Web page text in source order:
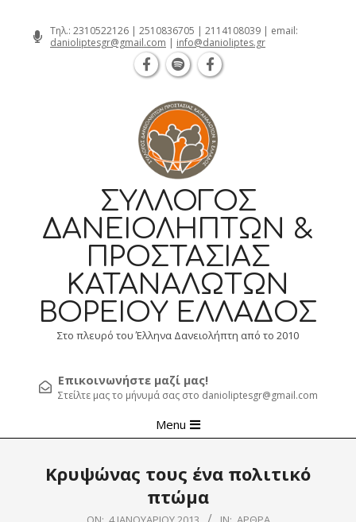
Τηλ.: 2310522126 | 2510836705 | 2114108039 | email:
danioliptesgr@gmail.com | info@danioliptes.gr
ΣΎΛΛΟΓΟΣ
ΔΑΝΕΙΟΛΗΠΤΏΝ &
ΠΡΟΣΤΑΣΊΑΣ
ΚΑΤΑΝΑΛΩΤΏΝ
ΒΟΡΕΊΟΥ ΕΛΛΆΔΟΣ
Στο πλευρό του Έλληνα Δανειολήπτη από το 2010
Επικοινωνήστε μαζί μας!
Στείλτε μας το μήνυμά σας στο danioliptesgr@gmail.com
Navigation
Menu
Κρυψώνας τους ένα πολιτικό
πτώμα